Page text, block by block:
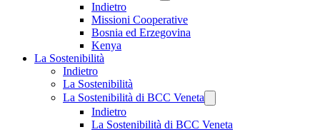
Indietro
Missioni Cooperative
Bosnia ed Erzegovina
Kenya
La Sostenibilità
Indietro
La Sostenibilità
La Sostenibilità di BCC Veneta
Indietro
La Sostenibilità di BCC Veneta